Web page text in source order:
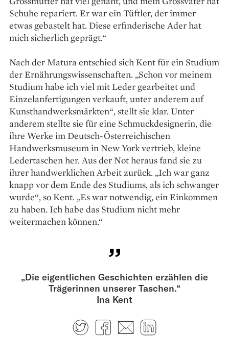
Schuhe repariert. Er war ein Tüftler, der immer
etwas gebastelt hat. Diese erfinderische Ader hat
mich sicherlich geprägt.“
Nach der Matura entschied sich Kent für ein Studium
der Ernährungswissenschaften. „Schon vor meinem
Studium habe ich viel mit Leder gearbeitet und
Einzelanfertigungen verkauft, unter anderem auf
Kunsthandwerksmärkten“, stellt sie klar. Unter
anderem stellte sie für eine Schmuckdesignerin, die
ihre Werke im Deutsch-Österreichischen
Handwerksmuseum in New York vertrieb, kleine
Ledertaschen her. Aus der Not heraus fand sie zu
ihrer handwerklichen Arbeit zurück. „Ich war ganz
knapp vor dem Ende des Studiums, als ich schwanger
wurde“, so Kent. „Es war notwendig, ein Einkommen
zu haben. Ich habe das Studium nicht mehr
weitermachen können.“
„Die eigentlichen Geschichten erzählen die
Trägerinnen unserer Taschen.“
Ina Kent
TwitterFacebook
E-mail